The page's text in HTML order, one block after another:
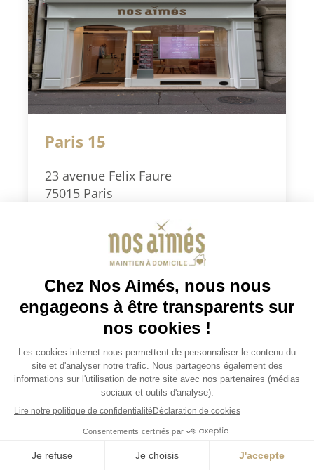
Je demande un devis JOBS / EMPLOIS
Paris 15
23 avenue Felix Faure
75015 Paris
paris15@nosaimes.fr
Secteurs d’intervention : Paris Sud
(5e, 6e, 7e, 13e, 14e, 15e) et 92 Sud
(Montrouge, Clamart, Vanves,
Malakoff, Châtillon)
Je demande un devis
Consulter la fiche agence